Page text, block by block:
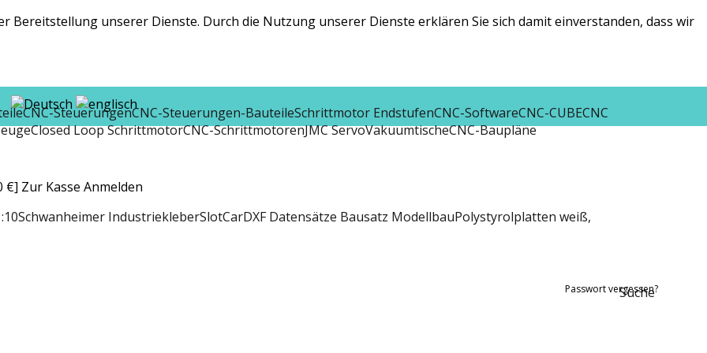
Bereitstellung unserer Dienste. Durch die Nutzung unserer Dienste erklären Sie sich damit einverstanden, dass wir
CNC-SteuerungenCNC-Steuerungen-BauteileSchrittmotor EndstufenCNC-SoftwareCNC-CUBECNC
Closed Loop SchrittmotorCNC-SchrittmotorenJMC ServoVakuumtischeCNC-Baupläne
Schwanheimer IndustriekleberSlotCarDXF Datensätze Bausatz ModellbauPolystyrolplatten weiß,
Suche
€] Zur Kasse Anmelden
Passwort vergessen?